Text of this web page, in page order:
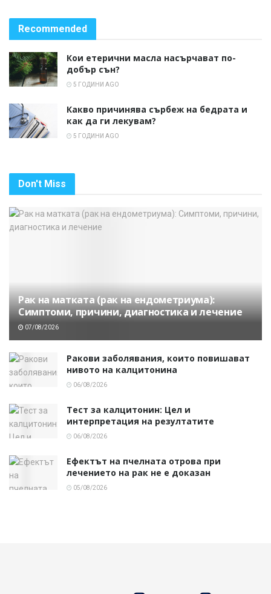
Recommended
Кои етерични масла насърчават по-
добър сън?
5 ГОДИНИ AGO
Какво причинява сърбеж на бедрата и
как да ги лекувам?
5 ГОДИНИ AGO
Don't Miss
Рак на матката (рак на ендометриума):
Симптоми, причини, диагностика и лечение
07/08/2026
Ракови заболявания, които повишават
нивото на калцитонина
06/08/2026
Тест за калцитонин: Цел и
интерпретация на резултатите
06/08/2026
Ефектът на пчелната отрова при
лечението на рак не е доказан
05/08/2026